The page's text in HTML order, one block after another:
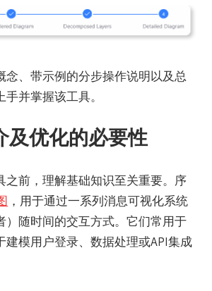
念、带示例的分步操作说明以及总
并掌握该工具。
及优化的必要性
之前，理解基础知识至关重要。序
，用于通过一系列消息可视化系统
）随时间的交互方式。它们常用于
建模用户登录、数据处理或API集成